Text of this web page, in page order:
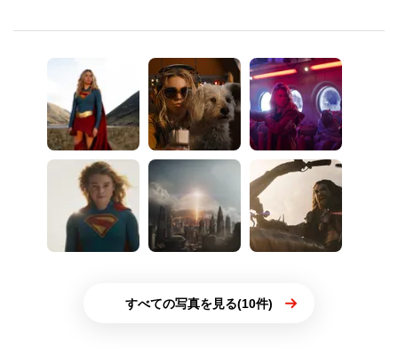
すべての写真を見る(10件)